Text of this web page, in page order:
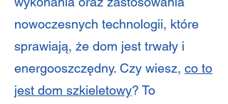
nowoczesnych technologii, które
sprawiają, że dom jest trwały i
energooszczędny. Czy wiesz, co to
jest dom szkieletowy? To